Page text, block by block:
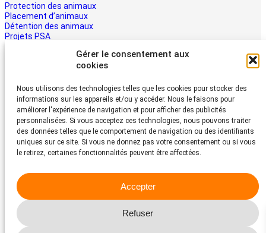
Gérer le consentement aux
cookies
Nous utilisons des technologies telles que les cookies pour stocker des
informations sur les appareils et/ou y accéder. Nous le faisons pour
améliorer l'expérience de navigation et pour afficher des publicités
personnalisées. Si vous acceptez ces technologies, nous pouvons traiter
des données telles que le comportement de navigation ou des identifiants
uniques sur ce site. Si vous ne donnez pas votre consentement ou si vous
le retirez, certaines fonctionnalités peuvent être affectées.
Accepter
Refuser
Protection des animaux
Placement d’animaux
Détention des animaux
Projets PSA
Les animaux ont besoin d’aide – la vôtre aussi. Soutenez le travail
du Protection Suisse des Animaux PSA
Faire un don
Protection Suisse des Animaux PSA
CH-4053 Bâle
psa@protection-animaux.com